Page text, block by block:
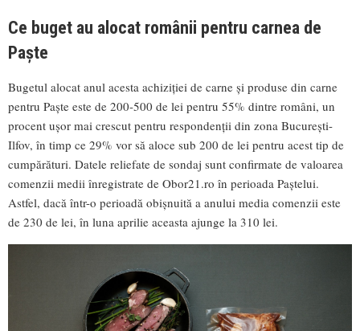
Ce buget au alocat românii pentru carnea de
Paște
Bugetul alocat anul acesta achiziției de carne și produse din carne
pentru Paște este de 200-500 de lei pentru 55% dintre români, un
procent ușor mai crescut pentru respondenții din zona București-
Ilfov, în timp ce 29% vor să aloce sub 200 de lei pentru acest tip de
cumpărături. Datele reliefate de sondaj sunt confirmate de valoarea
comenzii medii înregistrate de Obor21.ro în perioada Paștelui.
Astfel, dacă într-o perioadă obișnuită a anului media comenzii este
de 230 de lei, în luna aprilie aceasta ajunge la 310 lei.